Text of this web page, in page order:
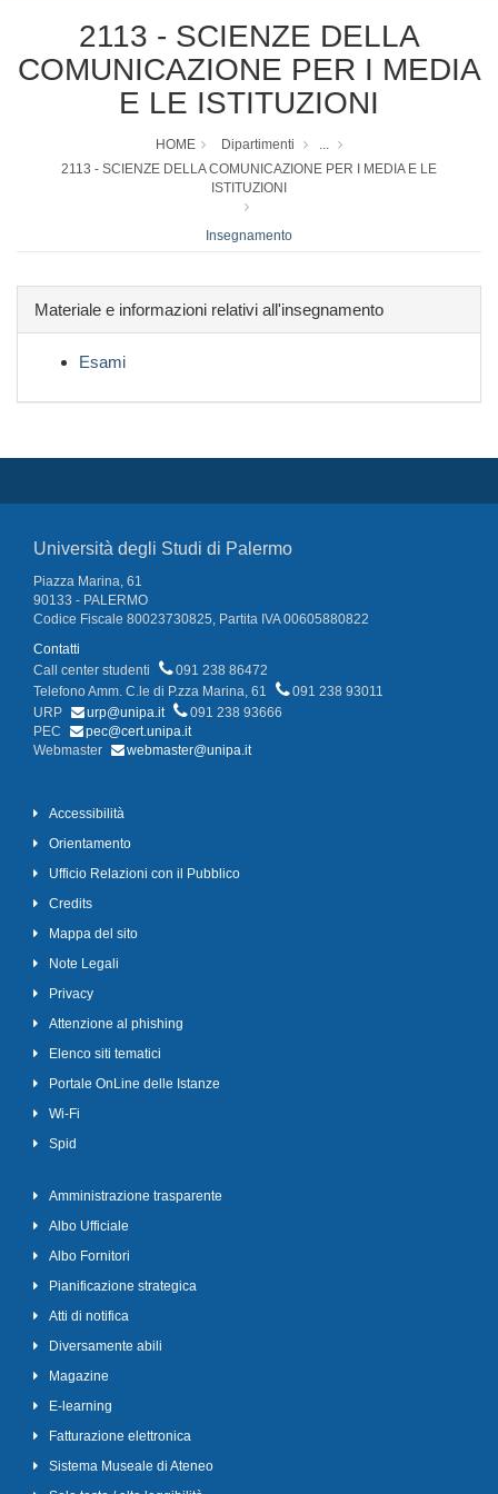
2113 - SCIENZE DELLA
COMUNICAZIONE PER I MEDIA
E LE ISTITUZIONI
HOME Dipartimenti
...
2113 - SCIENZE DELLA COMUNICAZIONE PER I MEDIA E LE
ISTITUZIONI
Insegnamento
Materiale e informazioni relativi all'insegnamento
Esami
Università degli Studi di Palermo
Piazza Marina, 61
90133 - PALERMO
Codice Fiscale 80023730825, Partita IVA 00605880822
Contatti
Call center studenti
091 238 86472
Telefono Amm. C.le di P.zza Marina, 61
091 238 93011
URP
urp@unipa.it
091 238 93666
PEC
pec@cert.unipa.it
Webmaster
webmaster@unipa.it
Accessibilità
Orientamento
Ufficio Relazioni con il Pubblico
Credits
Mappa del sito
Note Legali
Privacy
Attenzione al phishing
Elenco siti tematici
Portale OnLine delle Istanze
Wi-Fi
Spid
Amministrazione trasparente
Albo Ufficiale
Albo Fornitori
Pianificazione strategica
Atti di notifica
Diversamente abili
Magazine
E-learning
Fatturazione elettronica
Sistema Museale di Ateneo